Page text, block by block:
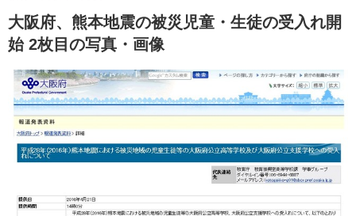
大阪府、熊本地震の被災児童・生徒の受入れ開
始 2枚目の写真・画像